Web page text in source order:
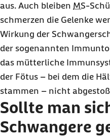
aus. Auch bleiben MS-
schmerzen die Gelenke
Wirkung der
der sogenannten
das mütterliche
der Fötus – bei dem die
stammen – nicht
Sollte man
Schwangere